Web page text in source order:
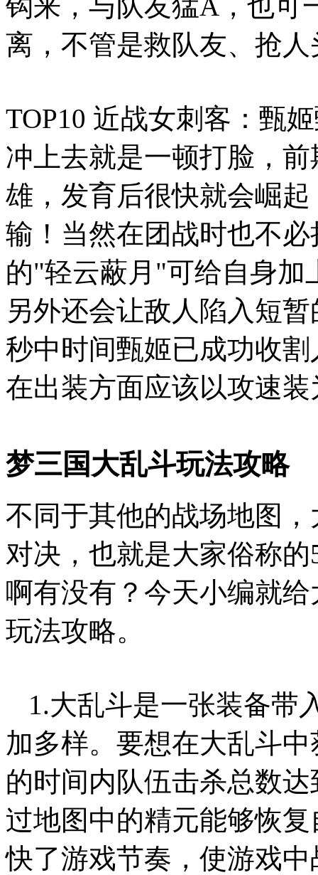
离，不管是救队友、抢
TOP10 近战女刺客：甄
冲上去就是一顿打脸，
雄，发育后很快就会崛
输！当然在团战时也不
的"轻云蔽月"可给自身加
另外还会让敌人陷入短
秒中时间甄姬已成功收
在出装方面应该以攻速
梦三国大乱斗玩法攻略
不同于其他的战场地图
对决，也就是大家俗称
啊有没有？今天小编就
玩法攻略。
1.大乱斗是一张装备带
加多样。要想在大乱斗
的时间内队伍击杀总数
过地图中的精元能够恢
快了游戏节奏，使游戏